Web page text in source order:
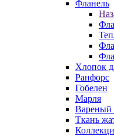
Фланель
Хлопок
Ранфорс
Гобелен
Марля
Вареный
Ткань